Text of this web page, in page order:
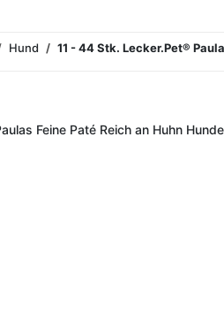
Hund 11 - 44 Stk. Lecker.Pet®